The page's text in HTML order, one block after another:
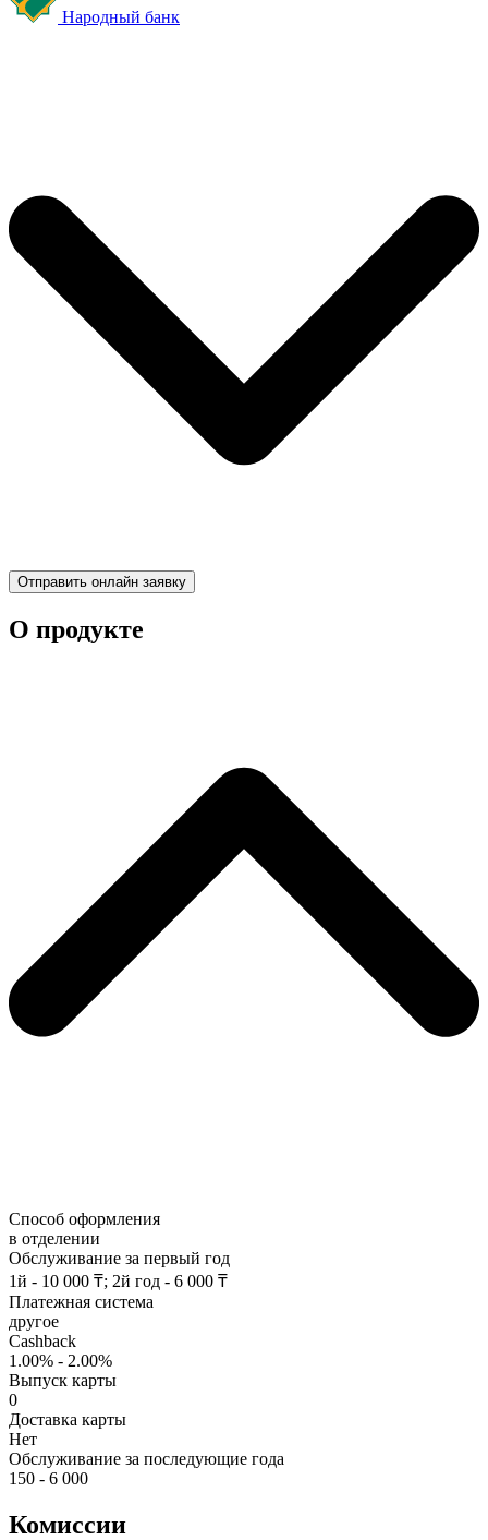
Народный банк
Отправить онлайн заявку
О продукте
Способ оформления
в отделении
Обслуживание за первый год
1й - 10 000 ₸; 2й год - 6 000 ₸
Платежная система
другое
Cashback
1.00% - 2.00%
Выпуск карты
0
Доставка карты
Нет
Обслуживание за последующие года
150 - 6 000
Комиссии